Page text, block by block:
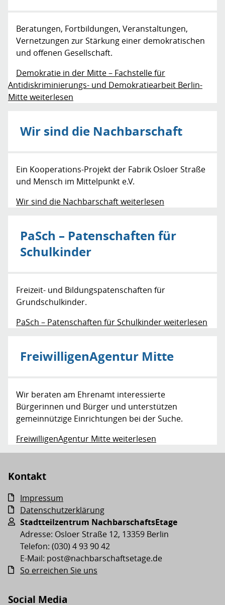
Beratungen, Fortbildungen, Veranstaltungen,
Vernetzungen zur Stärkung einer demokratischen
und offenen Gesellschaft.
Demokratie in der Mitte – Fachstelle für
Antidiskriminierungs- und Demokratiearbeit Berlin-
Mitte weiterlesen
Wir sind die Nachbarschaft
Ein Kooperations-Projekt der Fabrik Osloer Straße
und Mensch im Mittelpunkt e.V.
Wir sind die Nachbarschaft weiterlesen
PaSch – Patenschaften für
Schulkinder
Freizeit- und Bildungspatenschaften für
Grundschulkinder.
PaSch – Patenschaften für Schulkinder weiterlesen
FreiwilligenAgentur Mitte
Wir beraten am Ehrenamt interessierte
Bürgerinnen und Bürger und unterstützen
gemeinnützige Einrichtungen bei der Suche.
FreiwilligenAgentur Mitte weiterlesen
Kontakt
Impressum
Datenschutzerklärung
Stadtteilzentrum NachbarschaftsEtage
Adresse: Osloer Straße 12, 13359 Berlin
Telefon: (030) 4 93 90 42
E-Mail: post@nachbarschaftsetage.de
So erreichen Sie uns
Social Media